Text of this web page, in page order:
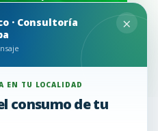
de luz y gas.
· Consultoría
×
EN TU LOCALIDAD
consumo de tu